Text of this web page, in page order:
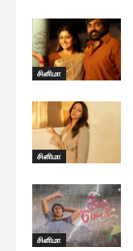
சினிமா
சினிமா
சினிமா